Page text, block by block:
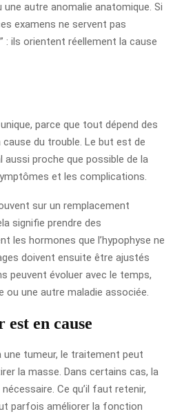
autre anomalie anatomique. Si
examens ne servent pas
: ils orientent réellement la cause
parce que tout dépend des
du trouble. Le but est de
aussi proche que possible de la
et les complications.
sur un remplacement
signifie prendre des
les hormones que l’hypophyse ne
doivent ensuite être ajustés
peuvent évoluer avec le temps,
ou une autre maladie associée.
en cause
une tumeur, le traitement peut
la masse. Dans certains cas, la
Ce qu’il faut retenir,
parfois améliorer la fonction